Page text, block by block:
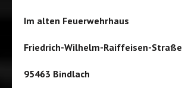
Im alten Feuerwehrhaus
Friedrich-Wilhelm-Raiffeisen-Straße
95463 Bindlach